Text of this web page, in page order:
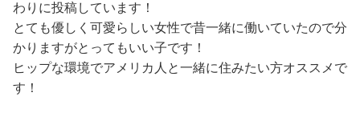
わりに投稿しています！
とても優しく可愛らしい女性で昔一緒に働いていたので分
かりますがとってもいい子です！
ヒップな環境でアメリカ人と一緒に住みたい方オススメで
す！